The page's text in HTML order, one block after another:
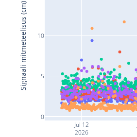
Jul 12
2026
0
5
10
Signaali mitmeteelisus (cm)